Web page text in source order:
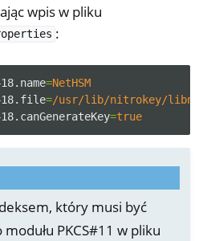
wpis w pliku
:
=NetHSM
=/usr/lib/nitrokey/
=true
który musi być
PKCS#11 w pliku